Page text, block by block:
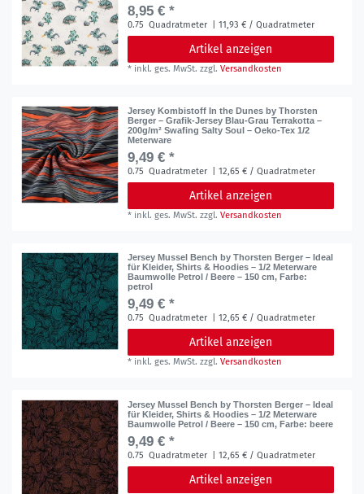
8,95 € *
0.75 Quadratmeter | 11,93 € / Quadratmeter
Artikel anzeigen
* inkl. ges. MwSt. zzgl.Versandkosten
Jersey Kombistoff In the Dunes by Thorsten
Berger – Grafik-Jersey Blau-Grau Terrakotta –
200g/m² Swafing Salty Soul – Oeko-Tex 1/2
Meterware
9,49 € *
0.75 Quadratmeter | 12,65 € / Quadratmeter
Artikel anzeigen
* inkl. ges. MwSt. zzgl.Versandkosten
Jersey Mussel Bench by Thorsten Berger – Ideal
für Kleider, Shirts & Hoodies – 1/2 Meterware
Baumwolle Petrol / Beere – 150 cm, Farbe:
petrol
9,49 € *
0.75 Quadratmeter | 12,65 € / Quadratmeter
Artikel anzeigen
* inkl. ges. MwSt. zzgl.Versandkosten
Jersey Mussel Bench by Thorsten Berger – Ideal
für Kleider, Shirts & Hoodies – 1/2 Meterware
Baumwolle Petrol / Beere – 150 cm, Farbe: beere
9,49 € *
0.75 Quadratmeter | 12,65 € / Quadratmeter
Artikel anzeigen